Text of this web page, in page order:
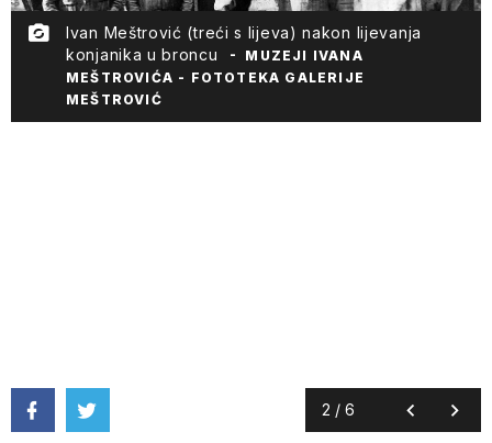
Ivan Meštrović (treći s lijeva) nakon lijevanja
konjanika u broncu
MUZEJI IVANA
MEŠTROVIĆA - FOTOTEKA GALERIJE
MEŠTROVIĆ
2 / 6